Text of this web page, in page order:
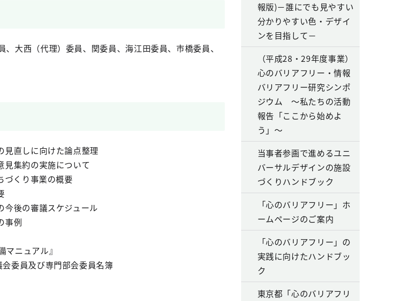
大西（代理）委員、関委員、海江田委員、市橋委員、
直しに向けた論点整理
集約の実施について
くり事業の概要
後の審議スケジュール
事例
ニュアル』
委員及び専門部会委員名簿
報版)－誰にでも見やすい
分かりやすい色・デザイ
ンを目指して－
（平成28・29年度事業）
心のバリアフリー・情報
バリアフリー研究シンポ
ジウム ～私たちの活動
報告「ここから始めよ
う」～
当事者参画で進めるユニ
バーサルデザインの施設
づくりハンドブック
「心のバリアフリー」ホ
ームページのご案内
「心のバリアフリー」の
実践に向けたハンドブッ
ク
東京都「心のバリアフリ